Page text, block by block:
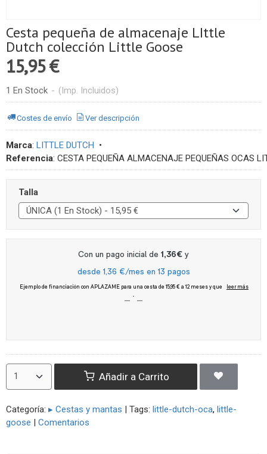
Cesta pequeña de almacenaje LIttle
Dutch colección Little Goose
15,95 €
1 En Stock - (Imp. Incluidos)
Costes de envío Ver descripción
Marca: LITTLE DUTCH •
Referencia: CESTA PEQUEÑA ALMACENAJE PEQUEÑAS OCAS
Talla
Añadir a Carrito
Categoría: ▸ Cestas y mantas | Tags: little-dutch-oca little-
goose | Comentarios